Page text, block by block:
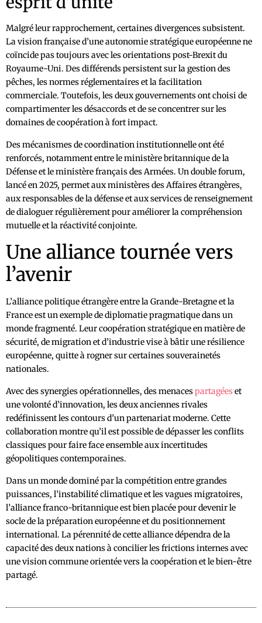
Malgré leur rapprochement, certaines divergences subsistent.
La vision française d’une autonomie stratégique européenne ne
coïncide pas toujours avec les orientations post-Brexit du
Royaume-Uni. Des différends persistent sur la gestion des
pêches, les normes réglementaires et la facilitation
commerciale. Toutefois, les deux gouvernements ont choisi de
compartimenter les désaccords et de se concentrer sur les
domaines de coopération à fort impact.
Des mécanismes de coordination institutionnelle ont été
renforcés, notamment entre le ministère britannique de la
Défense et le ministère français des Armées. Un double forum,
lancé en 2025, permet aux ministères des Affaires étrangères,
aux responsables de la défense et aux services de renseignement
de dialoguer régulièrement pour améliorer la compréhension
mutuelle et la réactivité conjointe.
Une alliance tournée vers
l’avenir
L’alliance politique étrangère entre la Grande-Bretagne et la
France est un exemple de diplomatie pragmatique dans un
monde fragmenté. Leur coopération stratégique en matière de
sécurité, de migration et d’industrie vise à bâtir une résilience
européenne, quitte à rogner sur certaines souverainetés
nationales.
Avec des synergies opérationnelles, des menacespartagéeset
une volonté d’innovation, les deux anciennes rivales
redéfinissent les contours d’un partenariat moderne. Cette
collaboration montre qu’il est possible de dépasser les conflits
classiques pour faire face ensemble aux incertitudes
géopolitiques contemporaines.
Dans un monde dominé par la compétition entre grandes
puissances, l’instabilité climatique et les vagues migratoires,
l’alliance franco-britannique est bien placée pour devenir le
socle de la préparation européenne et du positionnement
international. La pérennité de cette alliance dépendra de la
capacité des deux nations à concilier les frictions internes avec
une vision commune orientée vers la coopération et le bien-être
partagé.